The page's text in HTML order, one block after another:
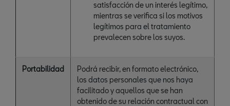
satisfacción de un interés legítimo,
mientras se verifica si los motivos
legítimos para el tratamiento
prevalecen sobre los suyos.
Portabilidad
Podrá recibir, en formato electrónico,
los datos personales que nos haya
facilitado y aquellos que se han
obtenido de su relación contractual con